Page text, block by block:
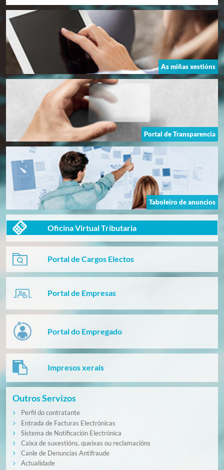
As miñas xestións
Portal de Transparencia
Taboleiro de anuncios
Oficina Virtual Tributaria
Portal de Cargos Electos
Portal de Empresas
Portal do Empregado
Impresos xerais
Outros Servizos
Perfil do contratante
Entrada de Facturas Electrónicas
Sistema de Notificación Electrónica
Caixa de suxestións, queixas ou reclamacións
Canle de Denuncias Antifraude
Actualidade